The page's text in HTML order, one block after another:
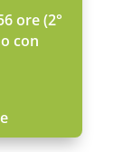
ore (2°
con